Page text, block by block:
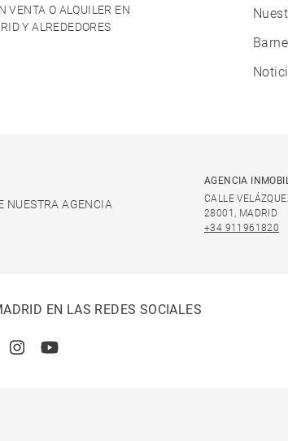
VENTA O ALQUILER EN
Y ALREDEDORES
NUESTRA AGENCIA
AGENCIA
CALLE
28001, MADRID
+34 911961820
EN LAS REDES SOCIALES
InstagramYoutube